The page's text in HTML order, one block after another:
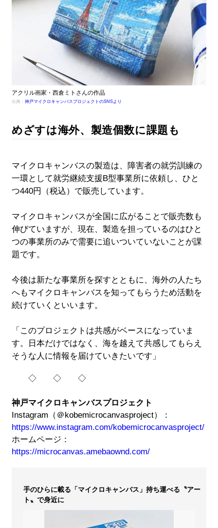
アクリル画家・西倉ミトさんの作品
出典： 神戸マイクロキャンバスプロジェクトのSNSより
めざすは海外、製造個数に課題も
マイクロキャンバスの製造は、障害者の就労訓練の
一環として就労継続支援B型事業所に依頼し、ひと
つ440円（税込）で販売しています。
マイクロキャンバスが全国に広がることで販売数も
伸びていますが、現在、製造を担っているのはひと
つの事業所のみで需要に追いついていないことが課
題です。
今後は新たな事業所を探すとともに、海外の人たち
へもマイクロキャンバスを知ってもらうため活動を
続けていくといいます。
「このプロジェクトは共感がベースになっていま
す。日本だけではなく、海を越えて共感してもらえ
そうな人に情報を届けていきたいです」
◇ ◇ ◇
神戸マイクロキャンバスプロジェクト
Instagram（＠kobemicrocanvasproject）：
https://www.instagram.com/kobemicrocanvasproject/
ホームページ：
https://microcanvas.amebaownd.com/
手のひらに載る「マイクロキャンバス」持ち運べる〝アー
ト〟で身近に